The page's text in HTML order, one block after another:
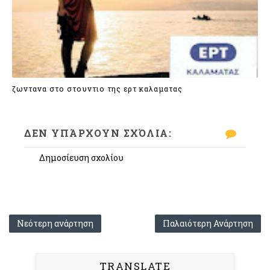
Φως για λίγο, φως για να φύγω.
Σκοτάδι στου κόσμου το αντίο»”.
6.Αγαπημένο τραγούδι και φράση αυτήν την
“Αυτή την εποχή με γυροφέρνει το
“Καινούργια τραγούδια καινούργιες μουσικές να
παγκοσμίως…”
ζωντανα στο στουντιο της ερτ καλαματας
ΔΕΝ ΥΠΆΡΧΟΥΝ ΣΧΌΛΙΑ:
Δημοσίευση σχολίου
Νεότερη ανάρτηση Παλαιότερη Ανάρτηση
TRANSLATE